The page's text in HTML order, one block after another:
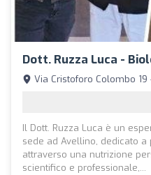
Dott. Ruzza Luca -
Via Cristoforo Colombo
Il Dott. Ruzza Luca è un
sede ad Avellino, dedicato
attraverso una nutrizione
scientifico e professionale,...